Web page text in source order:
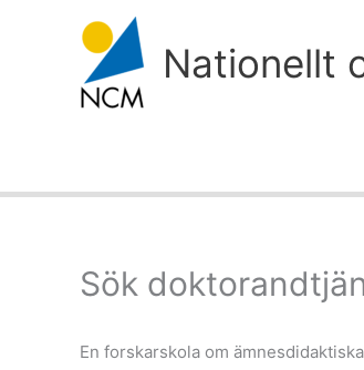
Nationellt
Sök
En forskarskola om